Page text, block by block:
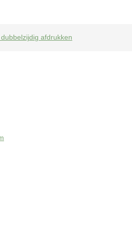
afdrukken